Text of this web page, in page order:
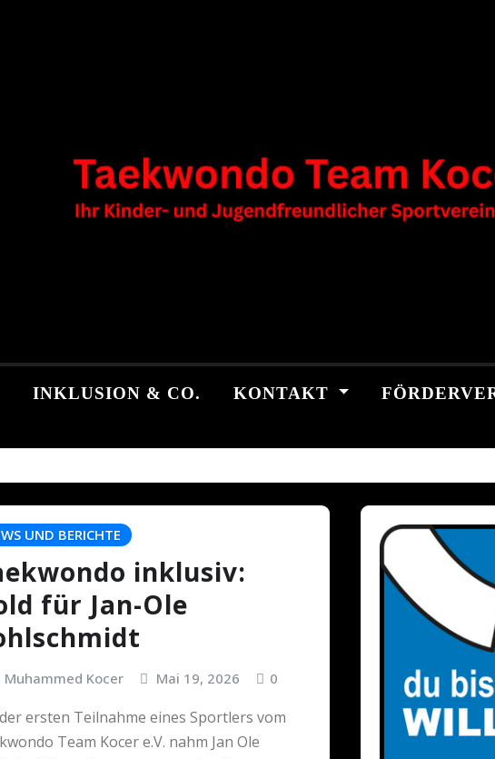
INKLUSION & CO. KONTAKT
UND BERICHTE
inklusiv:
für Jan-Ole
Muhammed Kocer Mai 19, 2026 0
ersten Teilnahme eines Sportlers vom
Team Kocer e.V. nahm Jan Ole